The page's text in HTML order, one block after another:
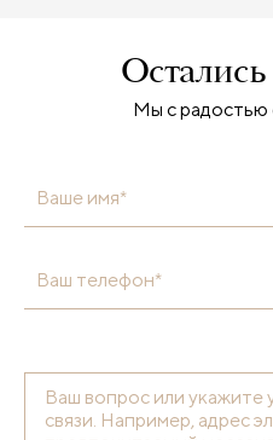
Мы с радостью
Ваше имя*
Ваш телефон*